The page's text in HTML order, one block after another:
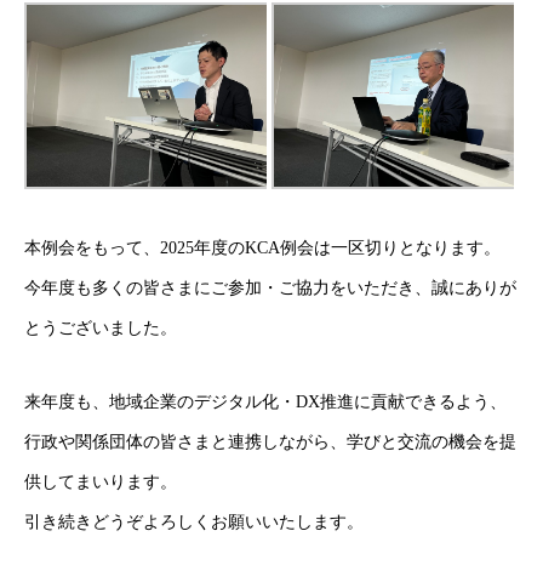
HOME
本例会をもって、2025年度のKCA例会は一区切りとなります。
今年度も多くの皆さまにご参加・ご協力をいただき、誠にありが
とうございました。
来年度も、地域企業のデジタル化・DX推進に貢献できるよう、
行政や関係団体の皆さまと連携しながら、学びと交流の機会を提
供してまいります。
引き続きどうぞよろしくお願いいたします。